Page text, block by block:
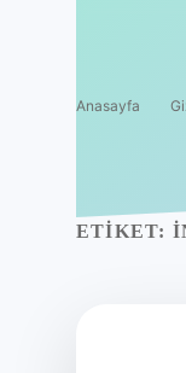
Anasayfa
ETIKET: